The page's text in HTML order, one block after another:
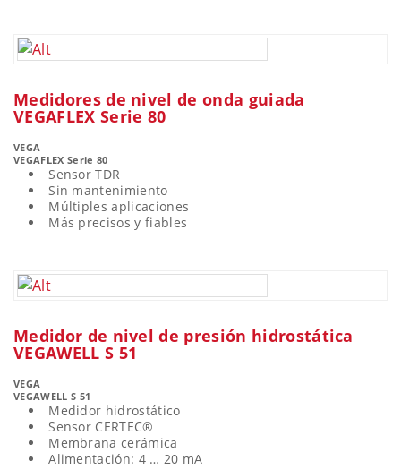
Medidores de nivel de onda guiada
VEGAFLEX Serie 80
VEGA
VEGAFLEX Serie 80
Sensor TDR
Sin mantenimiento
Múltiples aplicaciones
Más precisos y fiables
Medidor de nivel de presión hidrostática
VEGAWELL S 51
VEGA
VEGAWELL S 51
Medidor hidrostático
Sensor CERTEC®
Membrana cerámica
Alimentación: 4 … 20 mA